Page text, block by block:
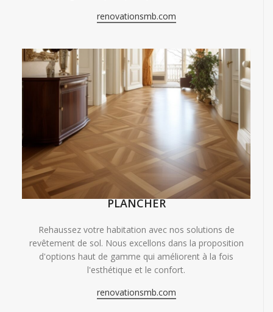
renovationsmb.com
PLANCHER
Rehaussez votre habitation avec nos solutions de
revêtement de sol. Nous excellons dans la proposition
d'options haut de gamme qui améliorent à la fois
l'esthétique et le confort.
renovationsmb.com